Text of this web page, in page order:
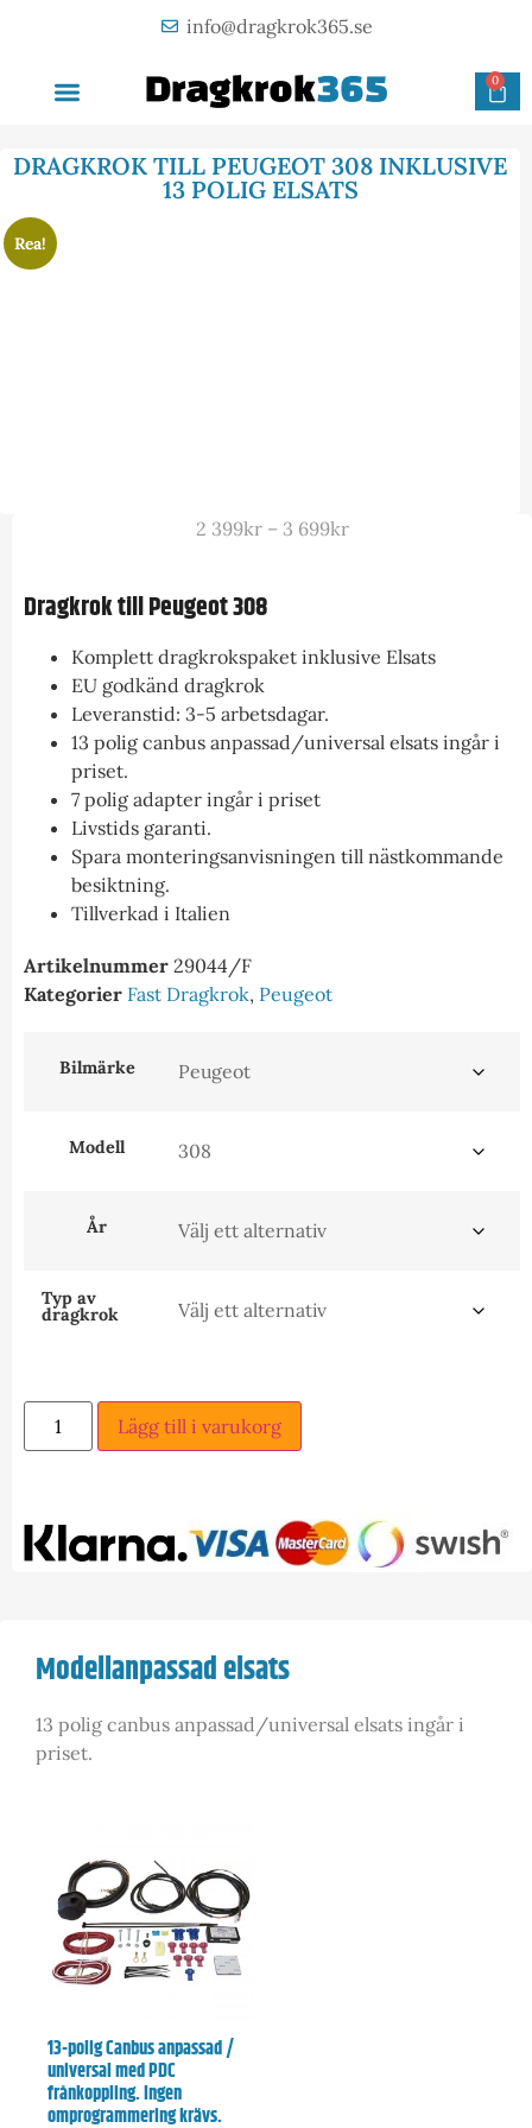
info@dragkrok365.se
0
DRAGKROK TILL PEUGEOT 308 INKLUSIVE
13 POLIG ELSATS
Rea!
2 399kr – 3 699kr
Dragkrok till Peugeot 308
Komplett dragkrokspaket inklusive Elsats
EU godkänd dragkrok
Leveranstid: 3-5 arbetsdagar.
13 polig canbus anpassad/universal elsats ingår i
priset.
7 polig adapter ingår i priset
Livstids garanti.
Spara monteringsanvisningen till nästkommande
besiktning.
Tillverkad i Italien
Artikelnummer 29044/F
Kategorier Fast Dragkrok, Peugeot
Bilmärke
Modell
År
Typ av
dragkrok
Lägg till i varukorg
Modellanpassad elsats
13 polig canbus anpassad/universal elsats ingår i
priset.
13-polig Canbus anpassad /
universal med PDC
frånkoppling. Ingen
omprogrammering krävs.